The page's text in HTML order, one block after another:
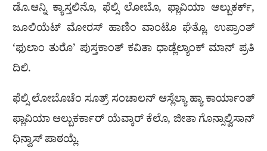
ಡೊ.ಆನ್ನಿ ಕ್ಯಾಸ್ತಲಿನೊ, ಫೆಲ್ಸಿ ಲೋಬೊ, ಫ್ಲಾವಿಯಾ ಆಲ್ಬುಕರ್ಕ್,
ಜೂಲಿಯೆಟ್ ಮೋರಸ್ ಹಾಣಿಂ ವಾಂಟೊ ಘೆತ್ಲೊ. ಉಪ್ರಾಂತ್
‘ಫುಲಾಂ ತುರೊ’ ಪುಸ್ತಕಾಂತ್ ಕವಿತಾ ಧಾಡ್ಲೆಲ್ಯಾಂಕ್ ಮಾನ್ ಪ್ರತಿ
ದಿಲಿ.
ಫೆಲ್ಸಿ ಲೋಬೊಚೆಂ ಸೂತ್ರ್ ಸಂಚಾಲನ್ ಆಸ್ಲೆಲ್ಯಾ ಹ್ಯಾ ಕಾರ್ಯಾಂತ್
ಫ್ಲಾವಿಯಾ ಆಲ್ಬುಕರ್ಕಾರ್ ಯೆವ್ಕಾರ್ ಕೆಲೊ, ಜೀತಾ ಗೊನ್ಸಾಲ್ವಿಸಾನ್
ಧಿನ್ವಾಸ್ ಪಾಠಯ್ಲೆ.